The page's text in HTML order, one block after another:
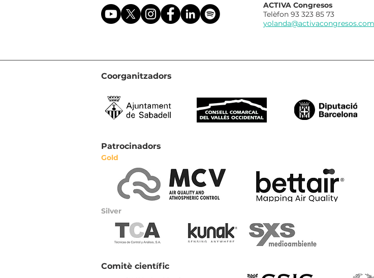
ACTIVA Congresos
Telèfon 93 323 85 73
yolanda@activacongresos.com
Coorganitzadors
Patrocinadors
Gold
Silver
Comitè científic